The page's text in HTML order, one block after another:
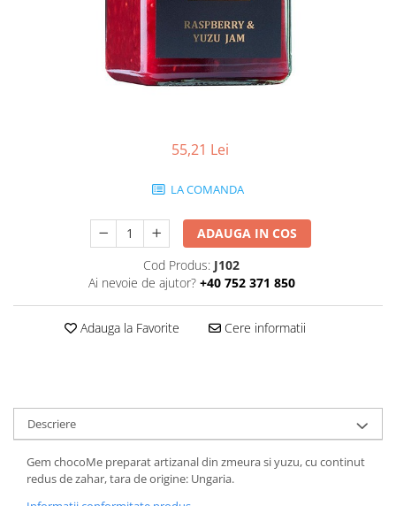
55,21 Lei
LA COMANDA
ADAUGA IN COS
Cod Produs: J102
Ai nevoie de ajutor? +40 752 371 850
Adauga la Favorite Cere informatii
Descriere
Gem chocoMe preparat artizanal din zmeura si yuzu, cu continut
redus de zahar, tara de origine: Ungaria.